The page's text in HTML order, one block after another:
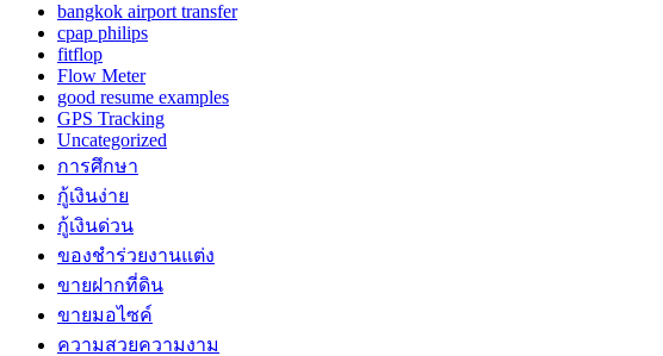
bangkok airport transfer
cpap philips
fitflop
Flow Meter
good resume examples
GPS Tracking
Uncategorized
การศึกษา
กู้เงินง่าย
กู้เงินด่วน
ของชำร่วยงานแต่ง
ขายฝากที่ดิน
ขายมอไซค์
ความสวยความงาม